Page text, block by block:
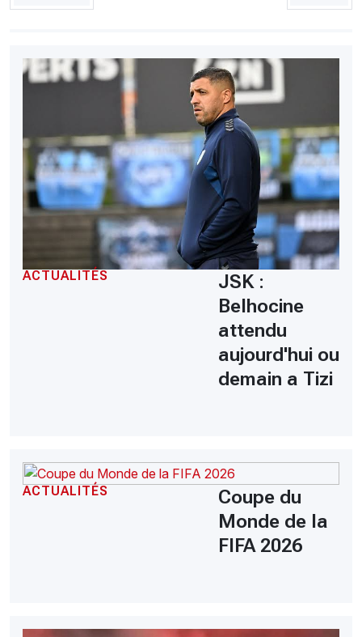
ACTUALITÉS
JSK :
Belhocine
attendu
aujourd'hui ou
demain a Tizi
ACTUALITÉS
Coupe du
Monde de la
FIFA 2026